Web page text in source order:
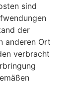
sind
der
anderen Ort
verbracht